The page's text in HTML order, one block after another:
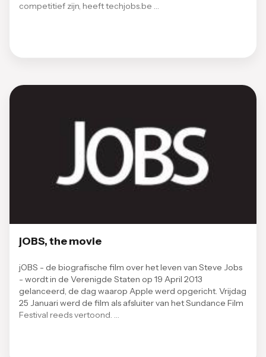
competitief zijn, heeft techjobs.be …
jOBS, the movie
jOBS - de biografische film over het leven van Steve Jobs
- wordt in de Verenigde Staten op 19 April 2013
gelanceerd, de dag waarop Apple werd opgericht. Vrijdag
25 Januari werd de film als afsluiter van het Sundance Film
Festival reeds vertoond. …